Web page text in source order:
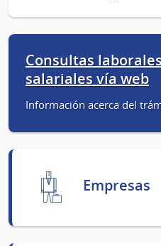
Consultas
salariales vía web
Información acerca del
Empresas